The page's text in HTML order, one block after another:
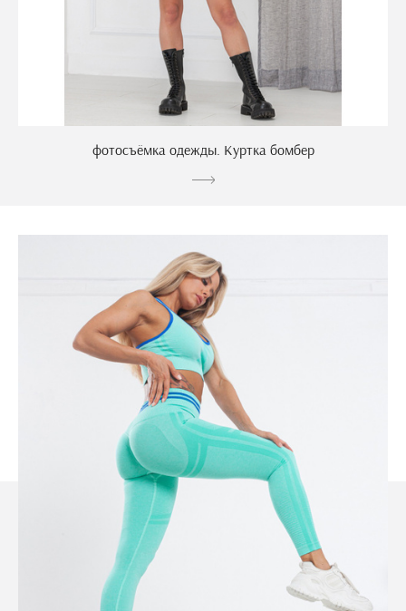
фотосъёмка одежды. Куртка бомбер